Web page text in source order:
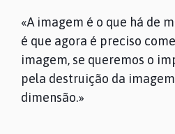
«A imagem é o que há de
é que agora é preciso
imagem, se queremos o
pela destruição da
dimensão.»